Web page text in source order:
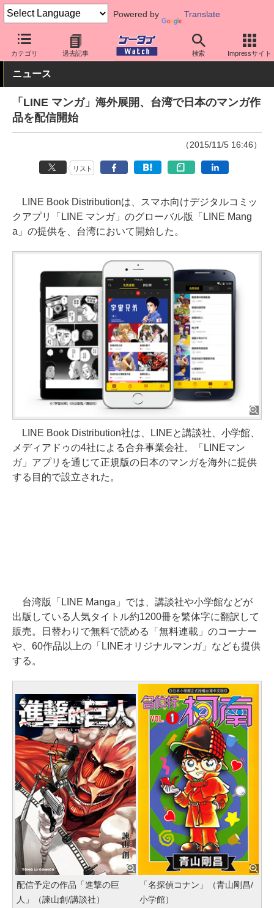
Powered by Translate
カテゴリ 過去記事 検索 Impressサイト
ケータイ Watch 業界動向 海外
ニュース
「LINE マンガ」海外展開、台湾で日本のマンガ作
品を配信開始
（2015/11/5 16:46）
リスト
LINE Book Distributionは、スマホ向けデジタルコミッ
クアプリ「LINE マンガ」のグローバル版「LINE Mang
a」の提供を、台湾において開始した。
LINE Book Distribution社は、LINEと講談社、小学館、
メディアドゥの4社による合弁事業会社。「LINEマン
ガ」アプリを通じて正規版の日本のマンガを海外に提供
する目的で設立された。
台湾版「LINE Manga」では、講談社や小学館などが
出版している人気タイトル約1200冊を繁体字に翻訳して
販売。日替わりで無料で読める「無料連載」のコーナー
や、60作品以上の「LINEオリジナルマンガ」なども提供
する。
配信予定の作品「進撃の巨
人」（諫山創/講談社）
「名探偵コナン」（青山剛昌/
小学館）